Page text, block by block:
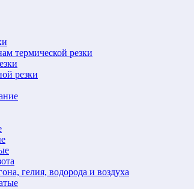
термической резки
резки
гелия, водорода и воздуха